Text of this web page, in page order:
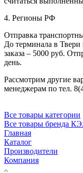
4. Регионы РФ
Отправка
До терминала в
заказа – 5000 руб.
день.
Рассмотрим другие
менеджерам по тел.
Все товары категории
Все товары бренда
Главная
Каталог
Производители
Компания